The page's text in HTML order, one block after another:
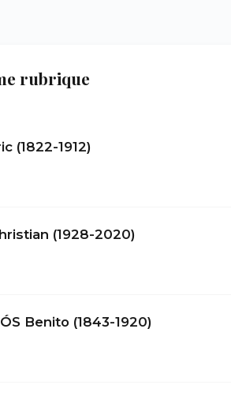
rubrique
(1822-1912)
(1928-2020)
Benito (1843-1920)